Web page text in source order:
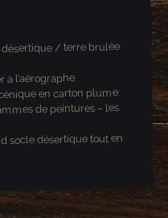
désertique / terre brulée
à l’aérographe
en carton plume
de peintures – les
socle désertique tout en